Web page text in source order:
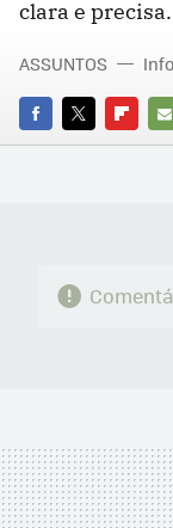
clara e precisa.
FACEBOOK
TWITTER
E-
ASSUNTOS